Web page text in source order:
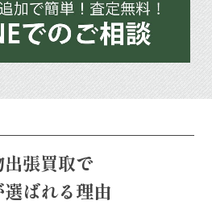
張買取で
ばれる理由